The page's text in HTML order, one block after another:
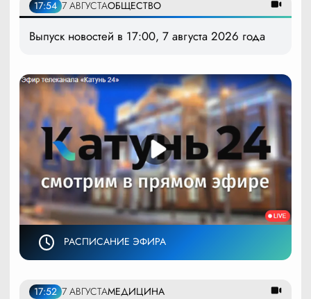
17:54 7 АВГУСТАОБЩЕСТВО
Выпуск новостей в 17:00, 7 августа 2026 года
РАСПИСАНИЕ ЭФИРА
17:52 7 АВГУСТАМЕДИЦИНА